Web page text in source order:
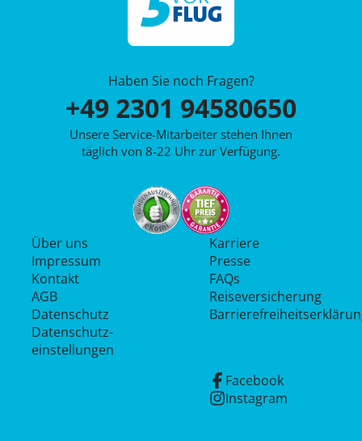
Haben Sie noch Fragen?
+49 2301 94580650
Unsere Service-Mitarbeiter stehen Ihnen
täglich von 8-22 Uhr zur Verfügung.
Über uns
Impressum
Kontakt
AGB
Datenschutz
Datenschutz­
einstellungen
Karriere
Presse
FAQs
Reiseversicherung
Facebook
Instagram